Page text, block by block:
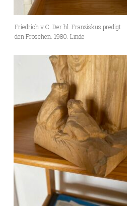
Friedrich v.C. Der hl. Franziskus predigt
den Fröschen. 1980. Linde